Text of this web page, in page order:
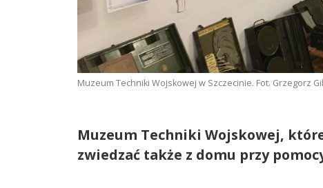
Muzeum Techniki Wojskowej w Szczecinie. Fot. Grzegorz
Muzeum Techniki Wojskowej,
zwiedzać także z domu przy